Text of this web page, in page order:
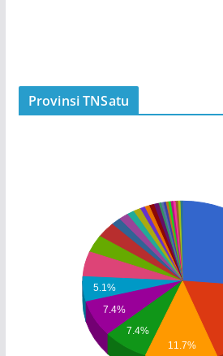
Provinsi TNSatu
5.1%
7.4%
7.4%
11.7%